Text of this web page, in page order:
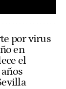
por virus
en
el